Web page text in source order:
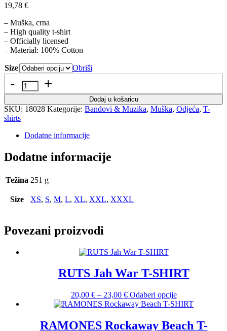
19,78 €
– Muška, crna
– High quality t-shirt
– Officially licensed
– Material: 100% Cotton
Size
Obriši
Dodaj u košaricu
SKU: 18028 Kategorije: Bandovi & Muzika, Muška, Odjeća, T-
shirts
Dodatne informacije
Dodatne informacije
Težina 251 g
Size XS, S, M, L, XL, XXL, XXXL
Povezani proizvodi
RUTS Jah War T-SHIRT
20,00 € – 23,00 €Raspon
cijena:
20,00 €
Odaberi opcijeOvaj
proizvod
više
RAMONES Rockaway Beach T-